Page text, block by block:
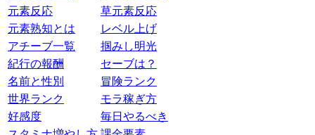
元素反応
草元素反応
元素熟知とは
レベル上げ
アチーブ一覧
掴みし明光
紀行の報酬
セーブは？
名前と性別
冒険ランク
世界ランク
モラ稼ぎ方
好感度
毎日やるべき